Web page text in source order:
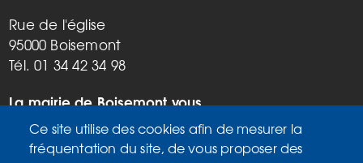
Rue de l'église
95000 Boisemont
Tél. 01 34 42 34 98
La mairie de Boisemont vous
accueille :
Mardi, vendredi de 9h à 12h et de
Ce site utilise des cookies afin de mesurer la
fréquentation du site, de vous proposer des